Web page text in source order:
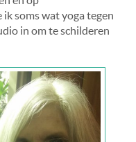
soms wat yoga tegen
in om te schilderen